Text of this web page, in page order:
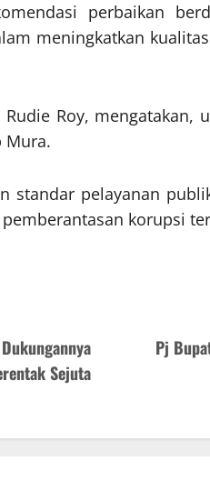
perbaikan
meningkatkan
Roy,
Mura.
standar pelayanan
korupsi
Sejuta
Pj